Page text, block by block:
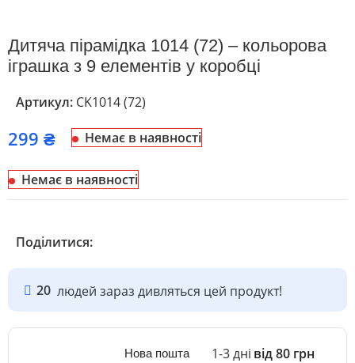
Дитяча пірамідка 1014 (72) – кольорова
іграшка з 9 елементів у коробці
Артикул: CK1014 (72)
₴ Немає в наявності
Немає в наявності
Поділитися:
20 людей зараз дивляться цей продукт!
Нова пошта 1-3 дні від 80 грн